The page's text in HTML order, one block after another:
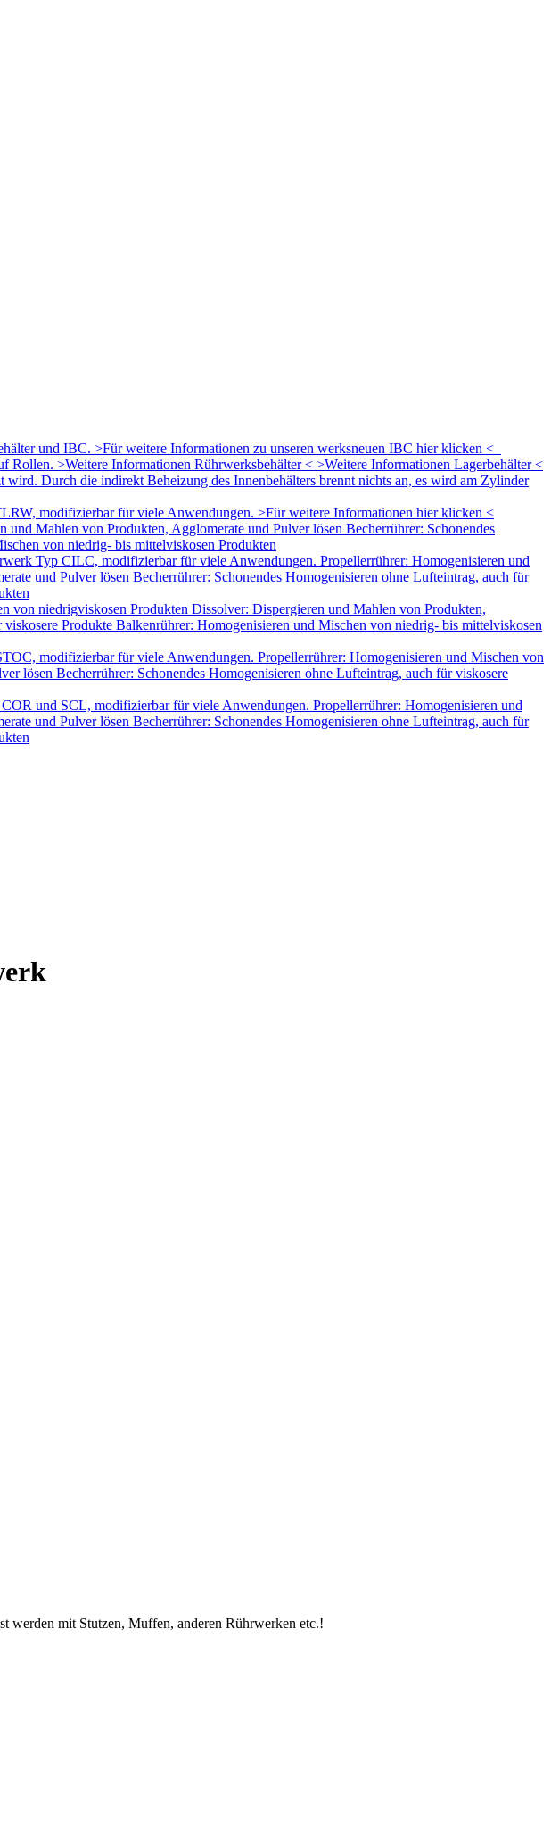
und IBC. >Für weitere Informationen zu unseren werksneuen IBC hier klicken <
Rollen. >Weitere Informationen Rührwerksbehälter < >Weitere Informationen Lagerbehälter <
Durch die indirekt Beheizung des Innenbehälters brennt nichts an, es wird am Zylinder
modifizierbar für viele Anwendungen. >Für weitere Informationen hier klicken <
Mahlen von Produkten, Agglomerate und Pulver lösen Becherrührer: Schonendes
von niedrig- bis mittelviskosen Produkten
Typ CILC, modifizierbar für viele Anwendungen. Propellerrührer: Homogenisieren und
und Pulver lösen Becherrührer: Schonendes Homogenisieren ohne Lufteintrag, auch für
von niedrigviskosen Produkten Dissolver: Dispergieren und Mahlen von Produkten,
Produkte Balkenrührer: Homogenisieren und Mischen von niedrig- bis mittelviskosen
modifizierbar für viele Anwendungen. Propellerrührer: Homogenisieren und Mischen von
lösen Becherrührer: Schonendes Homogenisieren ohne Lufteintrag, auch für viskosere
und SCL, modifizierbar für viele Anwendungen. Propellerrührer: Homogenisieren und
und Pulver lösen Becherrührer: Schonendes Homogenisieren ohne Lufteintrag, auch für
werden mit Stutzen, Muffen, anderen Rührwerken etc.!